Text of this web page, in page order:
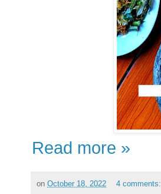
Read more »
on October 18, 2022 4 comments: